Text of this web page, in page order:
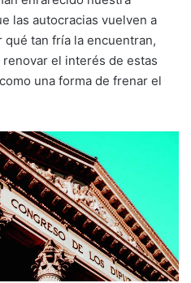
las autocracias vuelven a
qué tan fría la encuentran,
el interés de estas
una forma de frenar el